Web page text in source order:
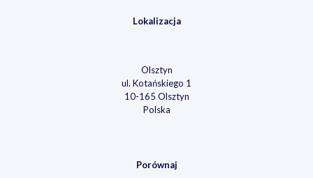
Lokalizacja
Olsztyn
ul. Kotańskiego 1
10-165 Olsztyn
Polska
Porównaj